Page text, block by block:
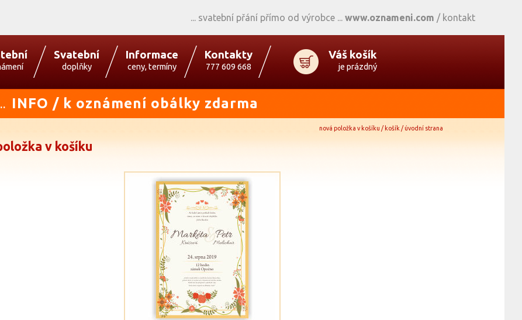
svatební přání přímo od výrobce www.oznameni.com / kontakt
Svatební
doplňky
Informace
ceny, termíny
Kontakty
777 609 668
Váš košík
je prázdný
INFO / k oznámení obálky zdarma
nová položka v košíku / košík / úvodní strana
v košíku